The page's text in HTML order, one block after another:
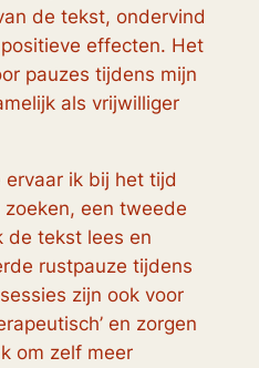
de tekst, ondervind
effecten. Het
pauzes tijdens mijn
als vrijwilliger
ervaar ik bij het tijd
een tweede
de tekst lees en
rustpauze tijdens
zijn ook voor
en zorgen
om zelf meer